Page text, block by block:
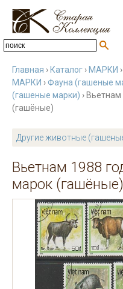
Главная › Каталог › МАРКИ ›
МАРКИ ›Фауна (гашеные
(гашеные марки) ›
(гашёные)
Другие животные
Вьетнам 1988
марок (гашёные)